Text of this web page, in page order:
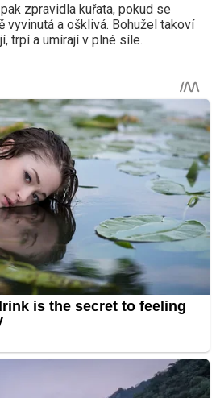
zpravidla kuřata, pokud se
vyvinutá a ošklivá. Bohužel takoví
trpí a umírají v plné síle.